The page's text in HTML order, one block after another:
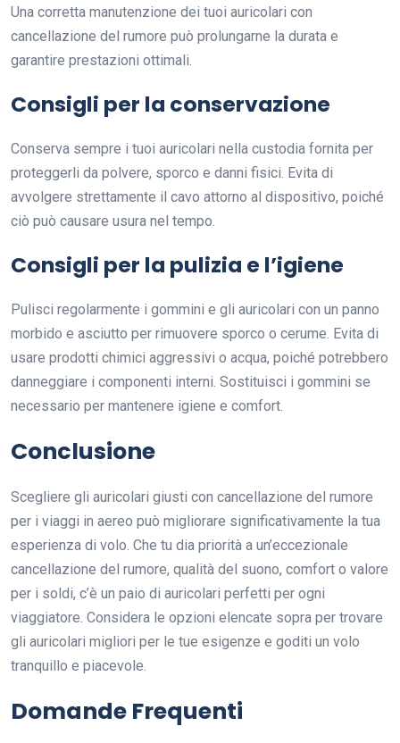
Una corretta manutenzione dei tuoi auricolari con
cancellazione del rumore può prolungarne la durata e
garantire prestazioni ottimali.
Consigli per la conservazione
Conserva sempre i tuoi auricolari nella custodia fornita per
proteggerli da polvere, sporco e danni fisici. Evita di
avvolgere strettamente il cavo attorno al dispositivo, poiché
ciò può causare usura nel tempo.
Consigli per la pulizia e l’igiene
Pulisci regolarmente i gommini e gli auricolari con un panno
morbido e asciutto per rimuovere sporco o cerume. Evita di
usare prodotti chimici aggressivi o acqua, poiché potrebbero
danneggiare i componenti interni. Sostituisci i gommini se
necessario per mantenere igiene e comfort.
Conclusione
Scegliere gli auricolari giusti con cancellazione del rumore
per i viaggi in aereo può migliorare significativamente la tua
esperienza di volo. Che tu dia priorità a un’eccezionale
cancellazione del rumore, qualità del suono, comfort o valore
per i soldi, c’è un paio di auricolari perfetti per ogni
viaggiatore. Considera le opzioni elencate sopra per trovare
gli auricolari migliori per le tue esigenze e goditi un volo
tranquillo e piacevole.
Domande Frequenti